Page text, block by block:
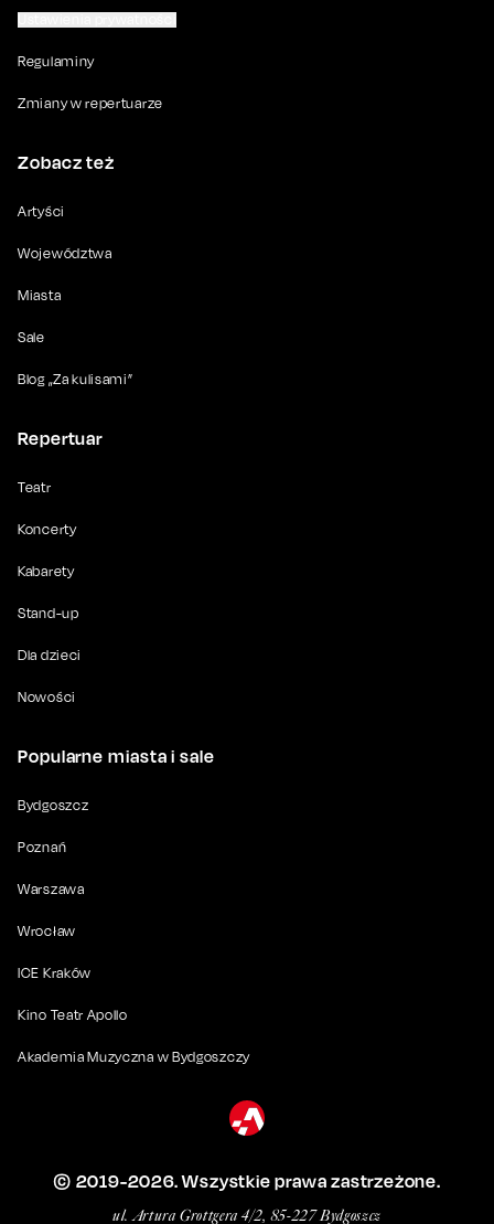
Regulaminy
Zmiany w repertuarze
Zobacz też
Artyści
Województwa
Miasta
Sale
Blog „Za kulisami”
Repertuar
Teatr
Koncerty
Kabarety
Stand-up
Dla dzieci
Nowości
Popularne miasta i sale
Bydgoszcz
Poznań
Warszawa
Wrocław
ICE Kraków
Kino Teatr Apollo
Akademia Muzyczna w Bydgoszczy
© 2019-2026. Wszystkie prawa zastrzeżone.
ul. Artura Grottgera 4/2, 85-227 Bydgoszcz